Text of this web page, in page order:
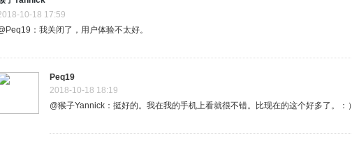
10-18 17:59
：我关闭了，用户体验不太好。
Peq19
2018-10-18 18:19
@猴子Yannick：挺好的。我在我的手机上看就很不错。比现在的这个好多了。：）